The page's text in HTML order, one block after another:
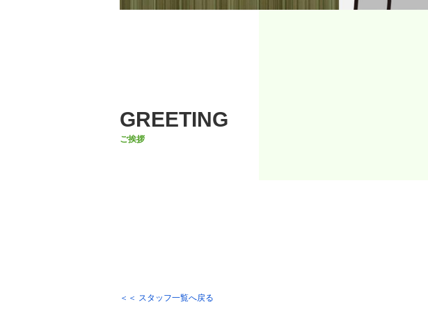
GREETING
ご挨拶
＜＜ スタッフ一覧へ戻る